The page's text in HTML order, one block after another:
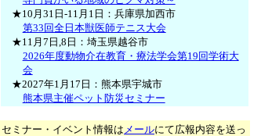
★10月31日-11月1日：兵庫県加西市
第33回全日本獣医師テニス大会
★11月7日,8日：埼玉県越谷市
2026年度動物介在教育・療法学会第19回学術大
会
★2027年1月17日：熊本県宇城市
熊本県主催ペット防災セミナー
セミナー・イベント情報は メールにて広報内容を送っ